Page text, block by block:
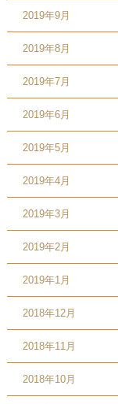
2019年9月
2019年8月
2019年7月
2019年6月
2019年5月
2019年4月
2019年3月
2019年2月
2019年1月
2018年12月
2018年11月
2018年10月